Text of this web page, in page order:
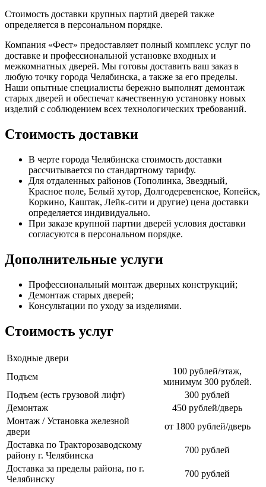
Стоимость доставки крупных партий дверей также
определяется в персональном порядке.
Компания «Фест» предоставляет полный комплекс услуг по
доставке и профессиональной установке входных и
межкомнатных дверей. Мы готовы доставить ваш заказ в
любую точку города Челябинска, а также за его пределы.
Наши опытные специалисты бережно выполнят демонтаж
старых дверей и обеспечат качественную установку новых
изделий с соблюдением всех технологических требований.
Стоимость доставки
В черте города Челябинска стоимость доставки
рассчитывается по стандартному тарифу.
Для отдаленных районов (Тополинка, Звездный,
Красное поле, Белый хутор, Долгодеревенское, Копейск,
Коркино, Каштак, Лейк-сити и другие) цена доставки
определяется индивидуально.
При заказе крупной партии дверей условия доставки
согласуются в персональном порядке.
Дополнительные услуги
Профессиональный монтаж дверных конструкций;
Демонтаж старых дверей;
Консультации по уходу за изделиями.
Стоимость услуг
Входные двери
Подъем
100 рублей/этаж,
минимум 300 рублей.
Подъем (есть грузовой лифт)
300 рублей
Демонтаж
450 рублей/дверь
Монтаж / Установка железной
двери
от 1800 рублей/дверь
Доставка по Тракторозаводскому
району г. Челябинска
700 рублей
Доставка за пределы района, по г.
Челябинску
700 рублей